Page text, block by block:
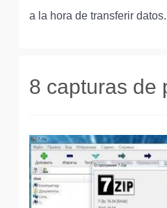
a la hora de transferir datos.
8 capturas de